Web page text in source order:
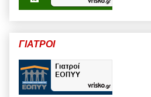
ΓΙΑΤΡΟΙ